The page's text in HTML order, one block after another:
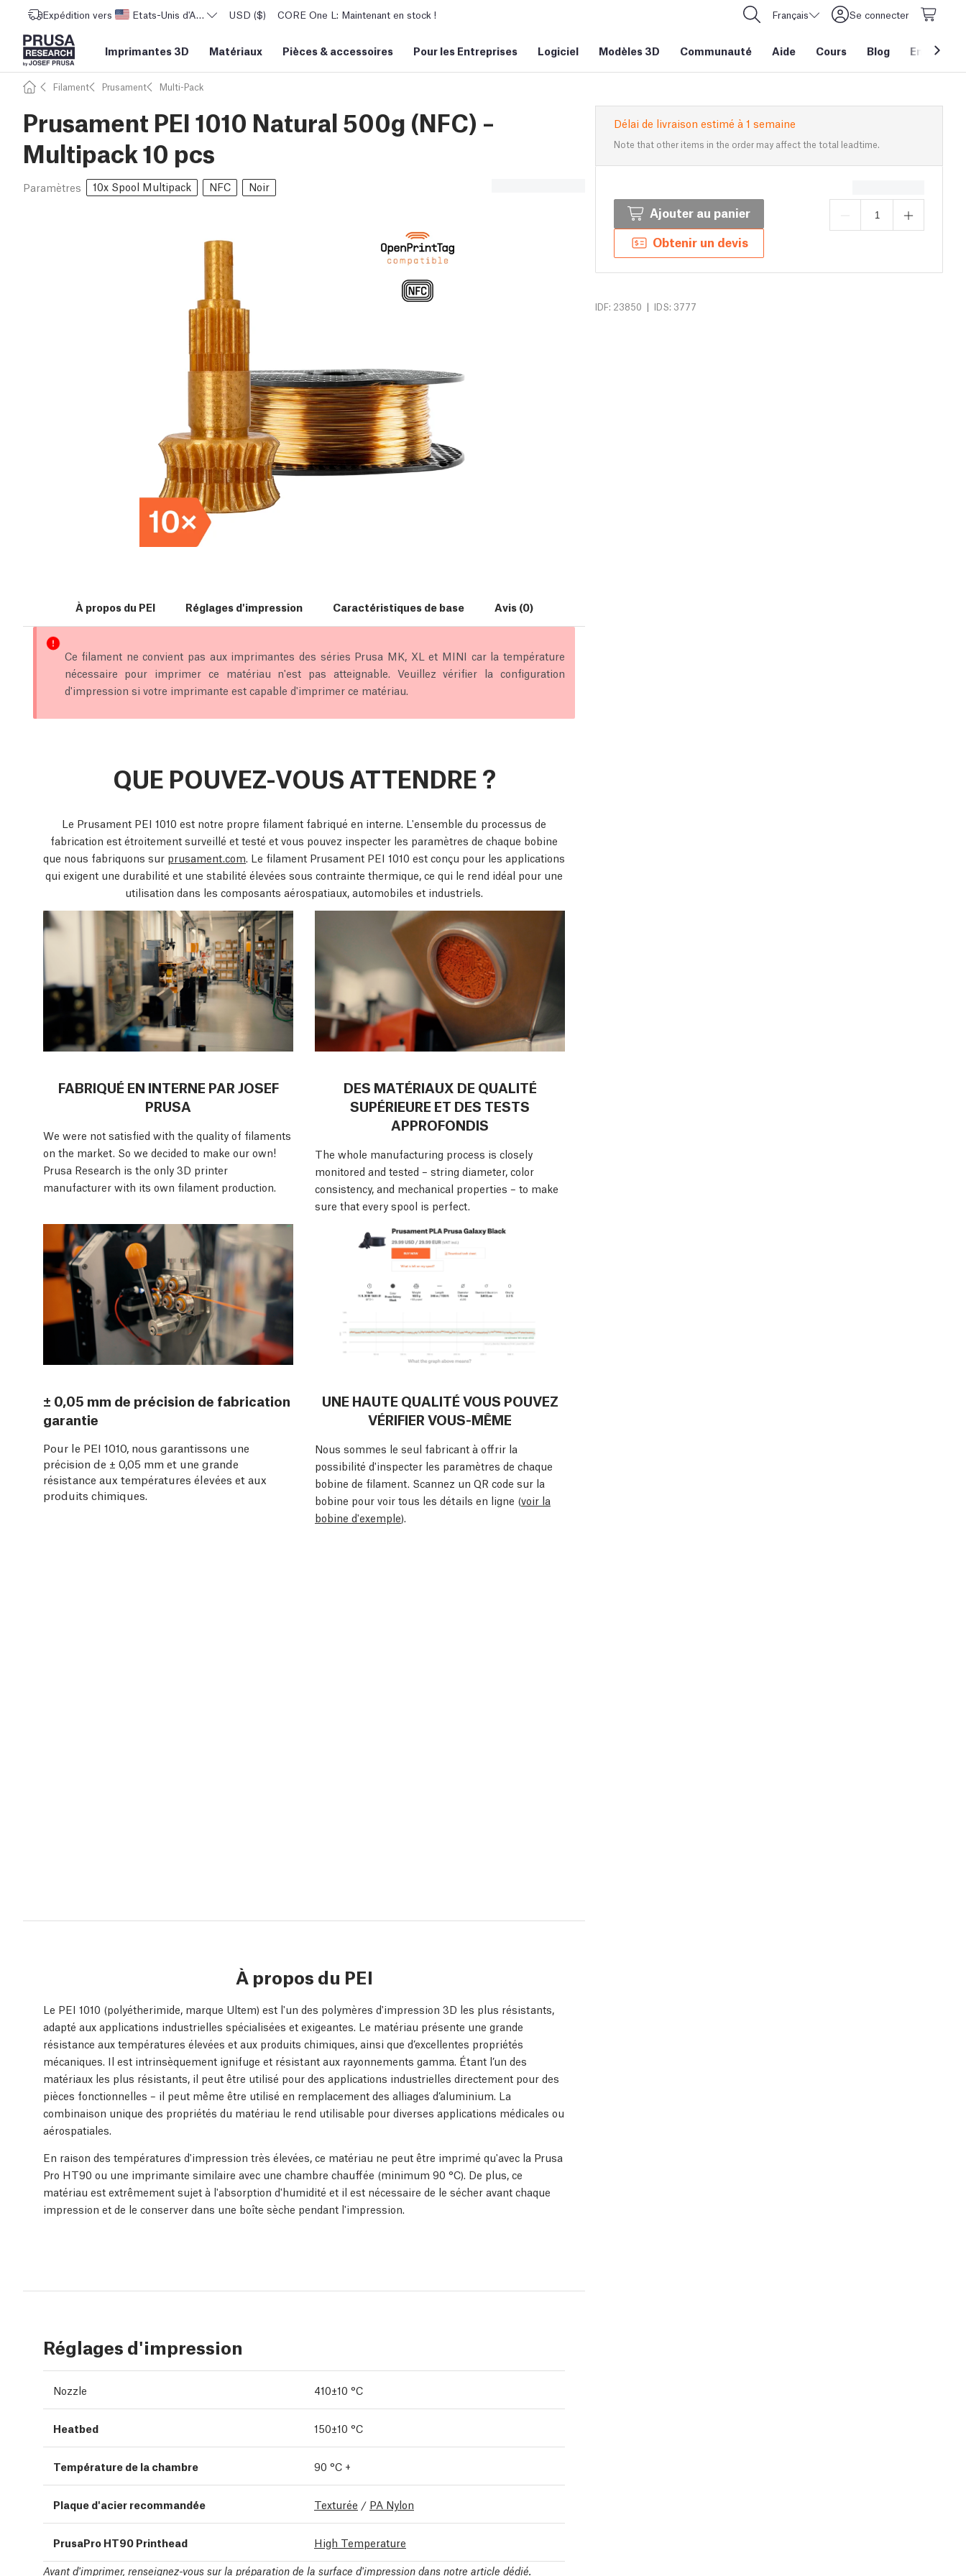
Expédition vers Etats-Unis d'AmériqueUSD ($) CORE One L: Maintenant en stock ! Français Se connecter
Imprimantes 3D Matériaux Pièces & accessoires Pour les Entreprises Logiciel Modèles 3D Communauté Aide Cours Blog Entreprise
Filament Prusament Multi-Pack
Prusament PEI 1010 Natural 500g (NFC) –
Multipack 10 pcs
Paramètres 10x Spool Multipack NFC Noir
Délai de livraison estimé à 1 semaine
Note that other items in the order may affect the total leadtime.
Ajouter au panier
Obtenir un devis
IDF: 23850 | IDS: 3777
À propos du PEI Réglages d'impression Caractéristiques de base Avis (0)
Ce filament ne convient pas aux imprimantes des séries Prusa MK, XL et MINI car la température
nécessaire pour imprimer ce matériau n'est pas atteignable. Veuillez vérifier la configuration
d'impression si votre imprimante est capable d'imprimer ce matériau.
QUE POUVEZ-VOUS ATTENDRE ?
Le Prusament PEI 1010 est notre propre filament fabriqué en interne. L'ensemble du processus de
fabrication est étroitement surveillé et testé et vous pouvez inspecter les paramètres de chaque bobine
que nous fabriquons sur prusament.com. Le filament Prusament PEI 1010 est conçu pour les applications
qui exigent une durabilité et une stabilité élevées sous contrainte thermique, ce qui le rend idéal pour une
utilisation dans les composants aérospatiaux, automobiles et industriels.
FABRIQUÉ EN INTERNE PAR JOSEF
PRUSA
We were not satisfied with the quality of filaments
on the market. So we decided to make our own!
Prusa Research is the only 3D printer
manufacturer with its own filament production.
DES MATÉRIAUX DE QUALITÉ
SUPÉRIEURE ET DES TESTS
APPROFONDIS
The whole manufacturing process is closely
monitored and tested – string diameter, color
consistency, and mechanical properties – to make
sure that every spool is perfect.
± 0,05 mm de précision de fabrication
garantie
Pour le PEI 1010, nous garantissons une
précision de ± 0,05 mm et une grande
résistance aux températures élevées et aux
produits chimiques.
UNE HAUTE QUALITÉ VOUS POUVEZ
VÉRIFIER VOUS-MÊME
Nous sommes le seul fabricant à offrir la
possibilité d'inspecter les paramètres de chaque
bobine de filament. Scannez un QR code sur la
bobine pour voir tous les détails en ligne (voir la
bobine d'exemple).
À propos du PEI
Le PEI 1010 (polyétherimide, marque Ultem) est l'un des polymères d'impression 3D les plus résistants,
adapté aux applications industrielles spécialisées et exigeantes. Le matériau présente une grande
résistance aux températures élevées et aux produits chimiques, ainsi que d’excellentes propriétés
mécaniques. Il est intrinsèquement ignifuge et résistant aux rayonnements gamma. Étant l’un des
matériaux les plus résistants, il peut être utilisé pour des applications industrielles directement pour des
pièces fonctionnelles – il peut même être utilisé en remplacement des alliages d’aluminium. La
combinaison unique des propriétés du matériau le rend utilisable pour diverses applications médicales ou
aérospatiales.
En raison des températures d'impression très élevées, ce matériau ne peut être imprimé qu'avec la Prusa
Pro HT90 ou une imprimante similaire avec une chambre chauffée (minimum 90 °C). De plus, ce
matériau est extrêmement sujet à l'absorption d'humidité et il est nécessaire de le sécher avant chaque
impression et de le conserver dans une boîte sèche pendant l'impression.
Réglages d'impression
Nozzle 410±10 °C
Heatbed 150±10 °C
Température de la chambre 90 °C +
Plaque d'acier recommandée Texturée / PA Nylon
PrusaPro HT90 Printhead High Temperature
Avant d'imprimer, renseignez-vous sur la préparation de la surface d'impression dans notre article dédié